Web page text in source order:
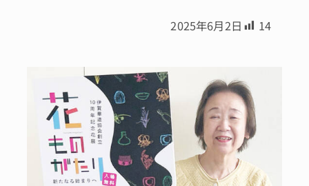
2025年6月2日 14